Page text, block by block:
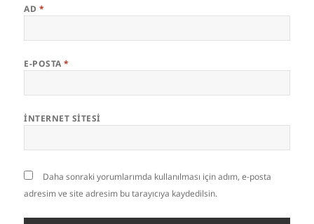
AD *
E-POSTA*
İNTERNET SITESI
Daha sonraki yorumlarımda kullanılması için adım, e-posta
adresim ve site adresim bu tarayıcıya kaydedilsin.